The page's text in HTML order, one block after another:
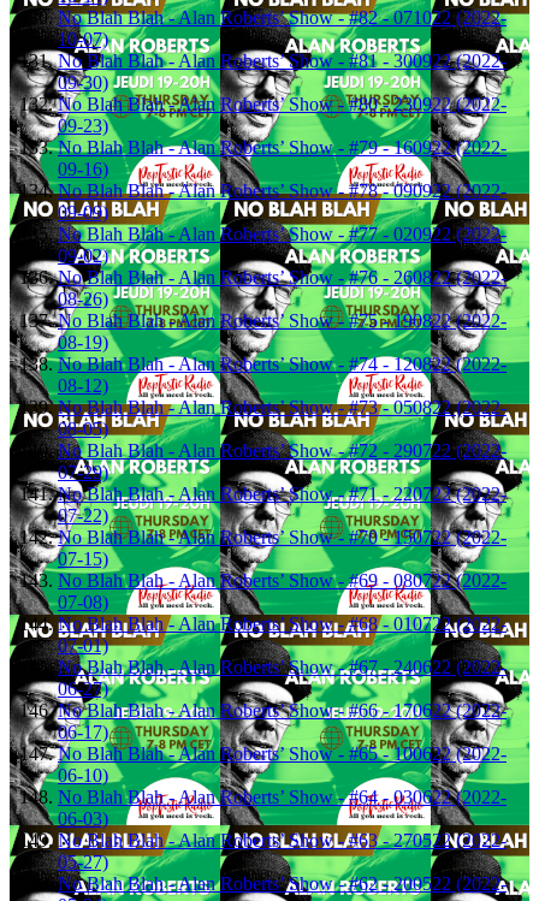
No Blah Blah - Alan Roberts’ Show - #82 - 071022 (2022-
10-07)
No Blah Blah - Alan Roberts’ Show - #81 - 300922 (2022-
09-30)
No Blah Blah - Alan Roberts’ Show - #80 - 230922 (2022-
09-23)
No Blah Blah - Alan Roberts’ Show - #79 - 160922 (2022-
09-16)
No Blah Blah - Alan Roberts’ Show - #78 - 090922 (2022-
09-09)
No Blah Blah - Alan Roberts’ Show - #77 - 020922 (2022-
09-02)
No Blah Blah - Alan Roberts’ Show - #76 - 260822 (2022-
08-26)
No Blah Blah - Alan Roberts’ Show - #75 - 190822 (2022-
08-19)
No Blah Blah - Alan Roberts’ Show - #74 - 120822 (2022-
08-12)
No Blah Blah - Alan Roberts’ Show - #73 - 050822 (2022-
08-05)
No Blah Blah - Alan Roberts’ Show - #72 - 290722 (2022-
07-29)
No Blah Blah - Alan Roberts’ Show - #71 - 220722 (2022-
07-22)
No Blah Blah - Alan Roberts’ Show - #70 - 150722 (2022-
07-15)
No Blah Blah - Alan Roberts’ Show - #69 - 080722 (2022-
07-08)
No Blah Blah - Alan Roberts’ Show - #68 - 010722 (2022-
07-01)
No Blah Blah - Alan Roberts’ Show - #67 - 240622 (2022-
06-27)
No Blah Blah - Alan Roberts’ Show - #66 - 170622 (2022-
06-17)
No Blah Blah - Alan Roberts’ Show - #65 - 100622 (2022-
06-10)
No Blah Blah - Alan Roberts’ Show - #64 - 030622 (2022-
06-03)
No Blah Blah - Alan Roberts’ Show - #63 - 270522 (2022-
05-27)
No Blah Blah - Alan Roberts’ Show - #62 - 200522 (2022-